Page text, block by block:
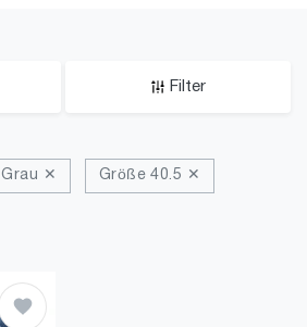
Filter
Grau ✕ Größe 40.5 ✕